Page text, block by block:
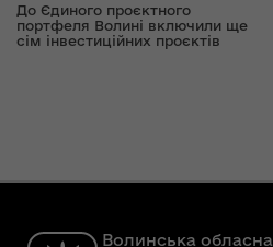
До Єдиного проєктного
портфеля Волині включили ще
сім інвестиційних проєктів
Волинська обласна